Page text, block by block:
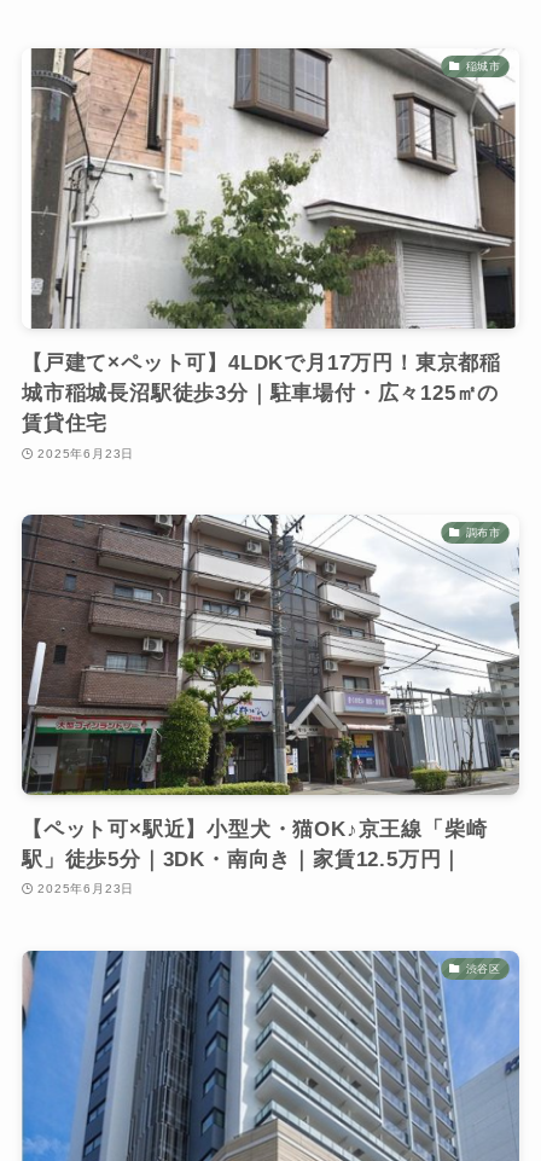
稲城市
【戸建て×ペット可】4LDKで月17万円！東京都稲
城市稲城長沼駅徒歩3分｜駐車場付・広々125㎡の
賃貸住宅
2025年6月23日
調布市
【ペット可×駅近】小型犬・猫OK♪京王線「柴崎
駅」徒歩5分｜3DK・南向き｜家賃12.5万円｜
2025年6月23日
渋谷区